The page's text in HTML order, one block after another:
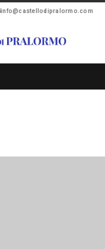
info@castellodipralormo.com